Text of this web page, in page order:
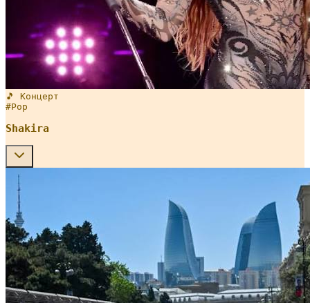
🎵 Концерт
#Pop
Shakira